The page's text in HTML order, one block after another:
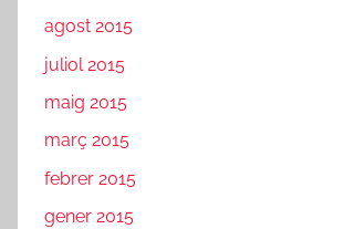
agost 2015
juliol 2015
maig 2015
març 2015
febrer 2015
gener 2015